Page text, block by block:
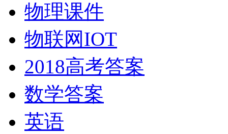
物理课件
物联网IOT
2018高考答案
数学答案
英语